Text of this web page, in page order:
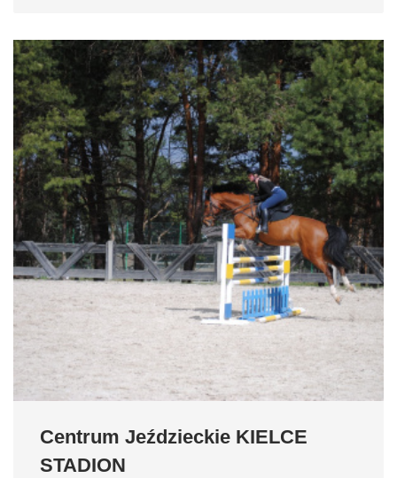
Centrum Jeździeckie KIELCE
STADION